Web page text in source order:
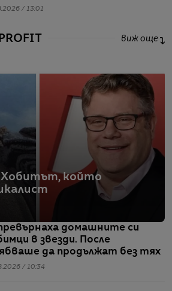
/ 13:01
виж още
който
домашните си
в звезди. После
да продължат без тях
/ 10:34